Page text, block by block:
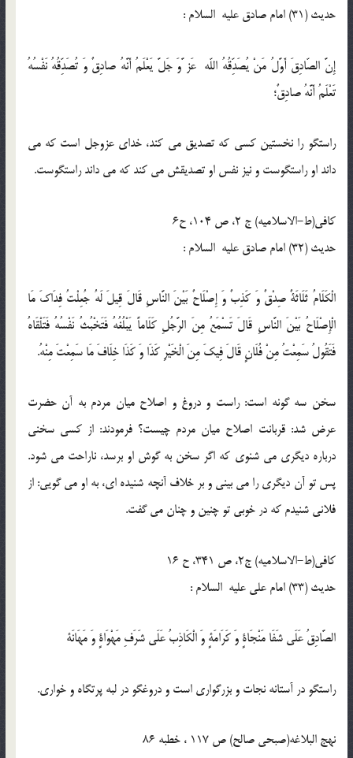
حدیث (31) امام صادق عليه السلام :
إِنَّ الصّادِقَ أَوَّلُ مَنْ يُصَدِّقُهُ اللّه عَز َّوَ جَلَّ يَعْلَمُ أَنَّهُ صادِقٌ وَ تُصَدِّقُهُ نَفْسُهُ
تَعْلَمُ أَنَّهُ صادِقٌ؛
راستگو را نخستين كسى كه تصديق مى كند، خداى عزوجل است كه مى
داند او راستگوست و نيز نفس او تصديقش مى كند كه مى داند راستگوست.
كافى(ط-الاسلامیه) ج 2، ص 104، ح6
حدیث (32) امام صادق عليه السلام :
الْكَلَامُ ثَلَاثَةٌ صِدْقٌ وَ كَذِبٌ وَ إِصْلَاحٌ بَيْنَ النَّاسِ قَالَ قِيلَ لَهُ جُعِلْتُ فِدَاكَ مَا
الْإِصْلَاحُ بَيْنَ النَّاسِ قَالَ تَسْمَعُ مِنَ الرَّجُلِ كَلَاماً يَبْلُغُهُ فَتَخْبُثُ نَفْسُهُ فَتَلْقَاهُ
فَتَقُولُ سَمِعْتُ مِنْ فُلَانٍ قَالَ فِيكَ مِنَ الْخَيْرِ كَذَا وَ كَذَا خِلَافَ مَا سَمِعْتَ مِنْهُ.
سخن سه گونه است: راست و دروغ و اصلاح ميان مردم به آن حضرت
عرض شد: قربانت اصلاح ميان مردم چيست؟ فرمودند: از كسى سخنى
درباره ديگرى مى ‏شنوى كه اگر سخن به گوش او برسد، ناراحت مى ‏شود.
پس تو آن ديگرى را مى‏ بينى و بر خلاف آنچه شنيده ‏اى، به او مى‏ گويى: از
فلانى شنيدم كه در خوبى تو چنين و چنان مى‏ گفت.
كافى(ط-الاسلامیه) ج2، ص 341، ح 16
حدیث (33) امام على عليه السلام :
الصَّادِقُ عَلَى شَفَا مَنْجَاةٍ وَ كَرَامَةٍ وَ الْكَاذِبُ عَلَى شَرَفِ مَهْوَاةٍ وَ مَهَانَة
راستگو در آستانه نجات و بزرگوارى است و دروغگو در لبه پرتگاه و خوارى.
نهج البلاغه(صبحی صالح) ص 117 ، خطبه 86